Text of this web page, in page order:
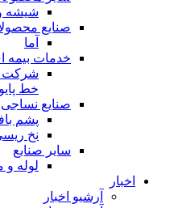
شیشه
صنایع
آما
خدمات بیمه
شرکت
خط
صنایع نساجی
پشم
نخ
سایر صنایع
لوله و
اخبار
آرشیو اخبار